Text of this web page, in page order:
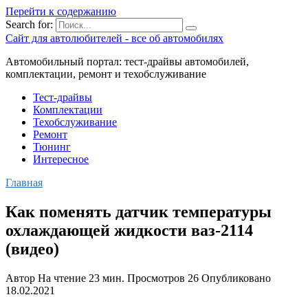
Перейти к содержанию
Search for:
Сайт для автолюбителей - все об автомобилях
Автомобильный портал: тест-драйвы автомобилей,
комплектации, ремонт и техобслуживание
Тест-драйвы
Комплектации
Техобслуживание
Ремонт
Тюнинг
Интересное
Главная
Как поменять датчик температуры
охлаждающей жидкости ваз-2114
(видео)
Автор На чтение 23 мин. Просмотров 26 Опубликовано
18.02.2021